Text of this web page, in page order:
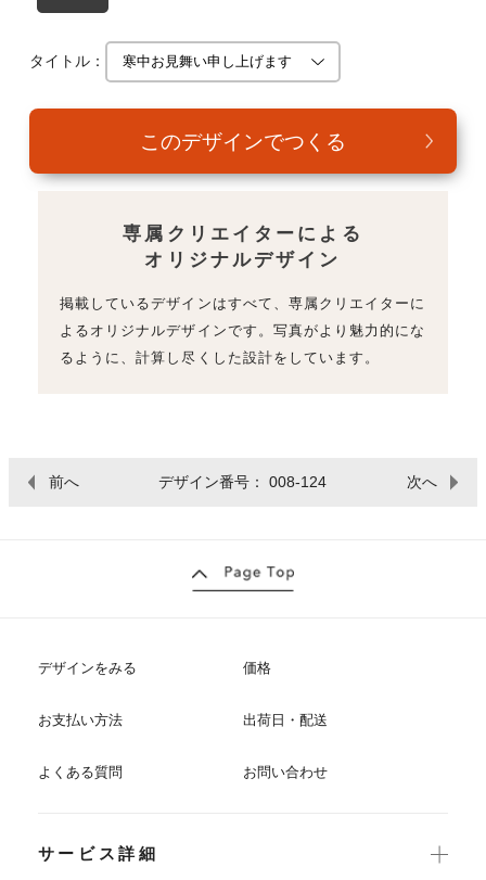
タイトル：
専属クリエイターによる
オリジナルデザイン
掲載しているデザインはすべて、専属クリエイターに
よるオリジナルデザインです。写真がより魅力的にな
るように、計算し尽くした設計をしています。
前へ デザイン番号： 008-124 次へ
デザインをみる 価格
お支払い方法 出荷日・配送
よくある質問 お問い合わせ
サービス詳細